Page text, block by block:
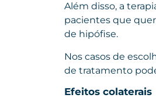
Além disso, a
pacientes que
de hipófise.
Nos casos de
de tratamento
Efeitos colaterais